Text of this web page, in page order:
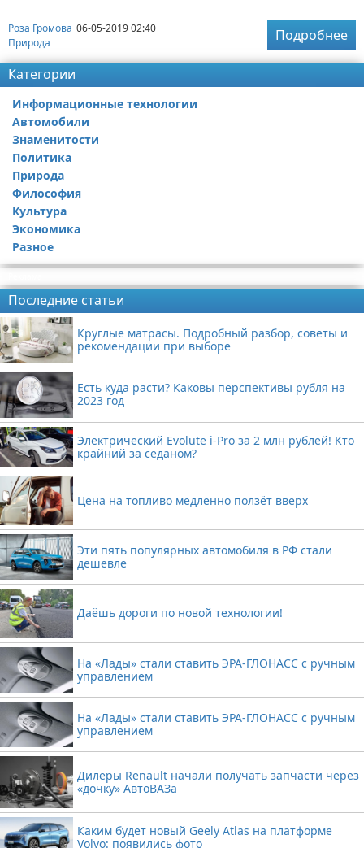
Роза Громова 06-05-2019 02:40
Природа
Подробнее
Категории
Информационные технологии
Автомобили
Знаменитости
Политика
Природа
Философия
Культура
Экономика
Разное
Последние статьи
Круглые матрасы. Подробный разбор, советы и
рекомендации при выборе
Есть куда расти? Каковы перспективы рубля на
2023 год
Электрический Evolute i-Pro за 2 млн рублей! Кто
крайний за седаном?
Цена на топливо медленно ползёт вверх
Эти пять популярных автомобиля в РФ стали
дешевле
Даёшь дороги по новой технологии!
На «Лады» стали ставить ЭРА-ГЛОНАСС с ручным
управлением
На «Лады» стали ставить ЭРА-ГЛОНАСС с ручным
управлением
Дилеры Renault начали получать запчасти через
«дочку» АвтоВАЗа
Каким будет новый Geely Atlas на платформе
Volvo: появились фото